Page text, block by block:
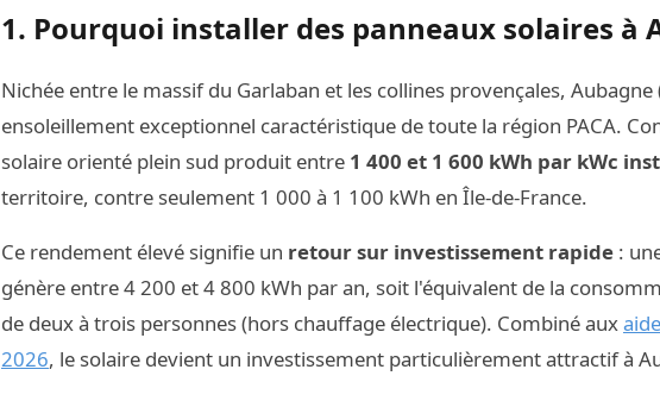
1. Pourquoi installer des panneaux solaires à
Nichée entre le massif du Garlaban et les collines provençales,
ensoleillement exceptionnel caractéristique de toute la région PACA.
solaire orienté plein sud produit entre 1 400 et 1 600 kWh par kWc
territoire, contre seulement 1 000 à 1 100 kWh en Île-de-France.
Ce rendement élevé signifie un retour sur investissement rapide :
génère entre 4 200 et 4 800 kWh par an, soit l'équivalent de la
de deux à trois personnes (hors chauffage électrique). Combiné aux
2026, le solaire devient un investissement particulièrement attractif à